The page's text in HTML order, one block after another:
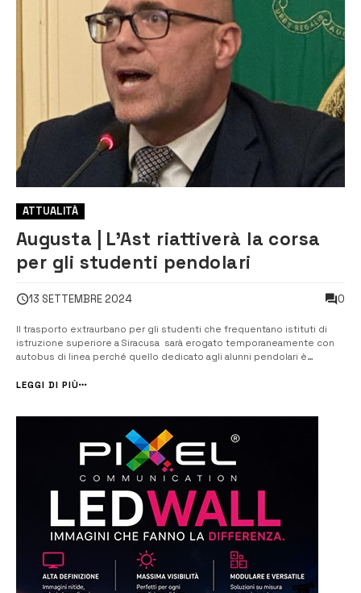
ATTUALITÀ
Augusta | L’Ast riattiverà la corsa
per gli studenti pendolari
13 SETTEMBRE 2024 0
Il trasporto extraurbano per gli studenti che frequentano istituti di
istruzione superiore a Siracusa sarà erogato temporaneamente con
autobus di linea perché quello dedicato agli alunni pendolari è
riprenderà regolarmente. Lo assicura il sindaco Giuseppe D...
LEGGI DI PIÙ